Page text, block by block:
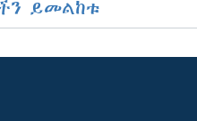
ይመልከቱ